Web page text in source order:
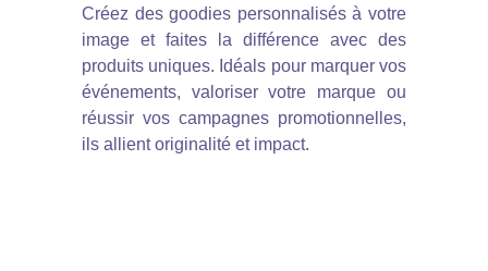
Créez des goodies personnalisés à votre
image et faites la différence avec des
produits uniques. Idéals pour marquer vos
événements, valoriser votre marque ou
réussir vos campagnes promotionnelles,
ils allient originalité et impact.